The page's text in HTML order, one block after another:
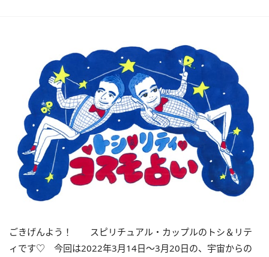
ごきげんよう！ スピリチュアル・カップルのトシ＆リテ
ィです♡ 今回は2022年3月14日〜3月20日の、宇宙からの